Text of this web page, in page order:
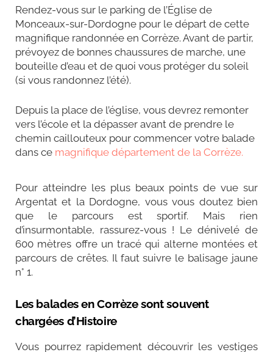
Rendez-vous sur le parking de l’Église de
Monceaux-sur-Dordogne pour le départ de cette
magnifique randonnée en Corrèze. Avant de partir,
prévoyez de bonnes chaussures de marche, une
bouteille d’eau et de quoi vous protéger du soleil
(si vous randonnez l’été).
Depuis la place de l’église, vous devrez remonter
vers l’école et la dépasser avant de prendre le
chemin caillouteux pour commencer votre balade
dans ce magnifique département de la Corrèze.
Pour atteindre les plus beaux points de vue sur
Argentat et la Dordogne, vous vous doutez bien
que le parcours est sportif. Mais rien
d’insurmontable, rassurez-vous ! Le dénivelé de
600 mètres offre un tracé qui alterne montées et
parcours de crêtes. Il faut suivre le balisage jaune
n° 1.
Les balades en Corrèze sont souvent
chargées d’Histoire
Vous pourrez rapidement découvrir les vestiges